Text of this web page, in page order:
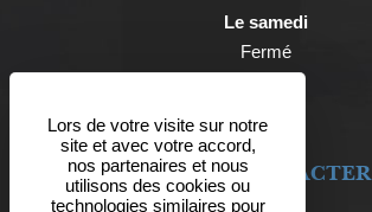
Le samedi
Fermé
NOUS CONTACTER
Lors de votre visite sur notre
site et avec votre accord,
nos partenaires et nous
utilisons des cookies ou
technologies similaires pour